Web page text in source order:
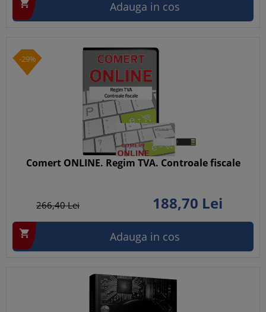
 Adauga in cos
-29%
Comert ONLINE. Regim TVA. Controale fiscale
266,40Lei 188,70 Lei
 Adauga in cos